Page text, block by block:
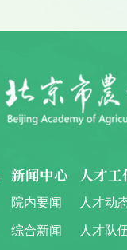
新闻中心
院内要闻
综合新闻
人才工
人才动
人才队